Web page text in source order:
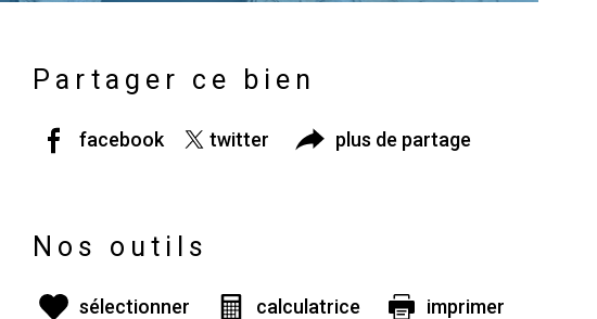
Partager ce bien
facebook twitter plus de partage
Nos outils
sélectionner calculatrice imprimer